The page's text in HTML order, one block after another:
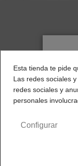
Esta tienda te pide
Las redes sociales
redes sociales y
personales
Configurar